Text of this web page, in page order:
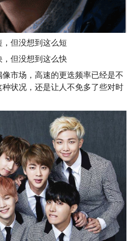
但没想到这么短
但没想到这么快
市场，高速的更迭频率已经是不
状况，还是让人不免多了些对时